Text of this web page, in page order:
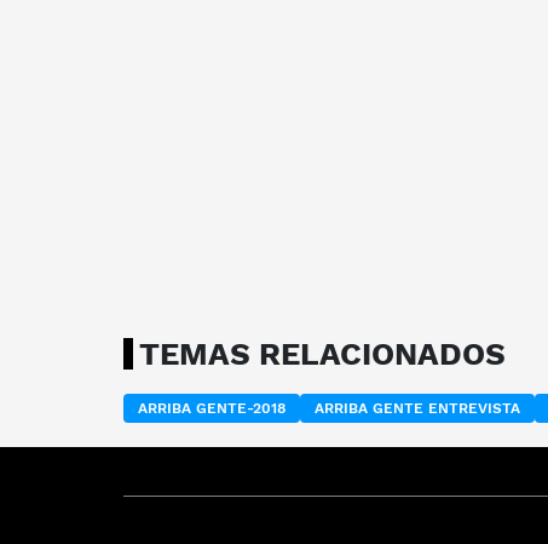
TEMAS RELACIONADOS
ARRIBA GENTE-2018 ARRIBA GENTE ENTREVISTA